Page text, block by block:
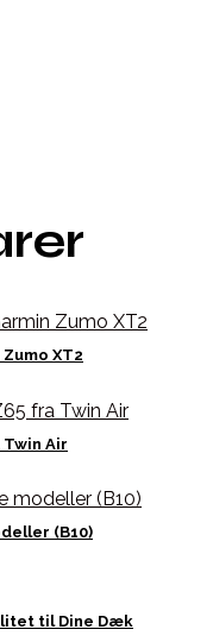
XT2
Air
(B10)
til Dine Dæk